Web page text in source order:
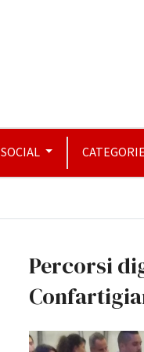
SOCIAL CATEGORIE
Percorsi